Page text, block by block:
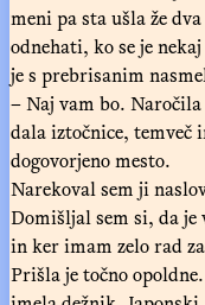
meni pa sta ušla že
odnehati, ko se je
je s prebrisanim
– Naj vam bo.
dala iztočnice,
dogovorjeno mesto.
Narekoval sem ji
Domišljal sem si, da je
in ker imam zelo rad
Prišla je točno